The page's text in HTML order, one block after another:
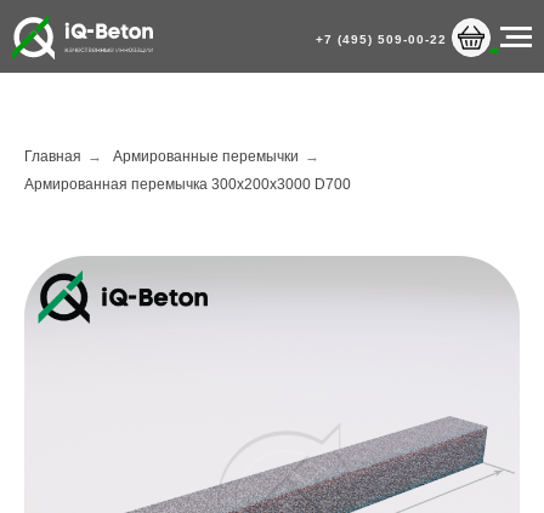
+7 (495) 509-00-22
Главная → Армированные перемычки →
Армированная перемычка 300х200х3000 D700